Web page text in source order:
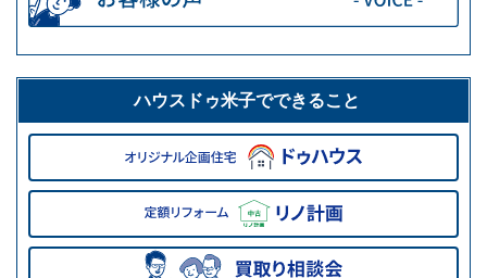
ハウスドゥ米子でできること